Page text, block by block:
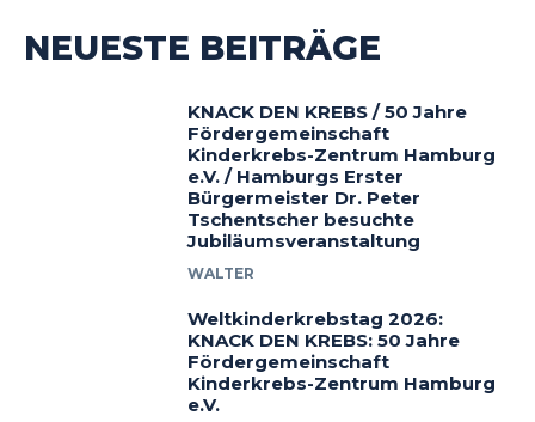
NEUESTE BEITRÄGE
KNACK DEN KREBS / 50 Jahre
Fördergemeinschaft
Kinderkrebs-Zentrum Hamburg
e.V. / Hamburgs Erster
Bürgermeister Dr. Peter
Tschentscher besuchte
Jubiläumsveranstaltung
WALTER
Weltkinderkrebstag 2026:
KNACK DEN KREBS: 50 Jahre
Fördergemeinschaft
Kinderkrebs-Zentrum Hamburg
e.V.